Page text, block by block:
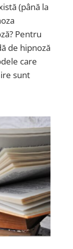
(până la
Pentru
de hipnoză
care
sunt